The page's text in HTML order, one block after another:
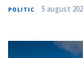
POLITIC 5 august